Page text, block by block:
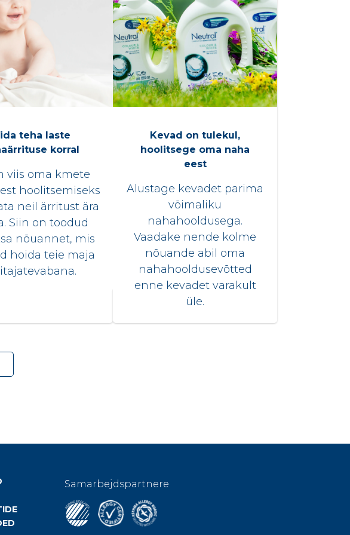
teha laste
korral
viis oma kmete
hoolitsemiseks
neil ärritust ära
Siin on toodud
nõuannet, mis
hoida teie maja
Kevad on tulekul,
hoolitsege oma naha
eest
Alustage kevadet parima
võimaliku
nahahooldusega.
Vaadake nende kolme
nõuande abil oma
nahahooldusevõtted
enne kevadet varakult
üle.
Samarbejdspartnere